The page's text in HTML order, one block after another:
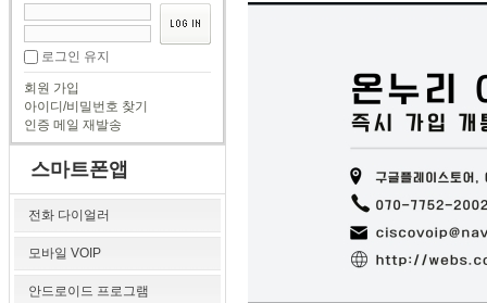
로그인 유지
회원 가입
아이디/비밀번호 찾기
인증 메일 재발송
스마트폰앱
전화 다이얼러
모바일 VOIP
안드로이드 프로그램